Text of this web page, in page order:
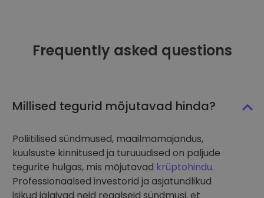
Frequently asked questions
Millised tegurid mõjutavad hinda?
Poliitilised sündmused, maailmamajandus,
kuulsuste kinnitused ja turuuudised on paljude
tegurite hulgas, mis mõjutavad krüptohindu.
Professionaalsed investorid ja asjatundlikud